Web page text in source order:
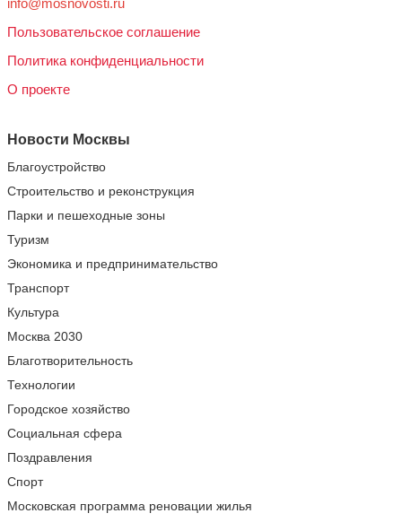
info@mosnovosti.ru
Пользовательское соглашение
Политика конфиденциальности
О проекте
Новости Москвы
Благоустройство
Строительство и реконструкция
Парки и пешеходные зоны
Туризм
Экономика и предпринимательство
Транспорт
Культура
Москва 2030
Благотворительность
Технологии
Городское хозяйство
Социальная сфера
Поздравления
Спорт
Московская программа реновации жилья